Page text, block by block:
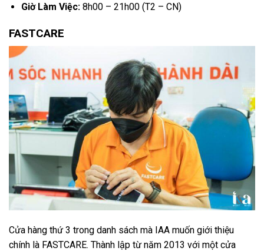
Giờ Làm Việc:8h00 – 21h00 (T2 – CN)
FASTCARE
Cửa hàng thứ 3 trong danh sách mà IAA muốn giới thiệu
chính là FASTCARE. Thành lập từ năm 2013 với một cửa